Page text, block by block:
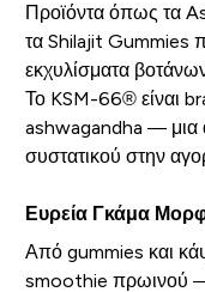
Προϊόντα όπως τα
τα Shilajit Gummies
εκχυλίσματα
Το KSM-66® είναι
ashwagandha — μια
συστατικού στην
Ευρεία Γκάμα
Από gummies και
smoothie πρωινού